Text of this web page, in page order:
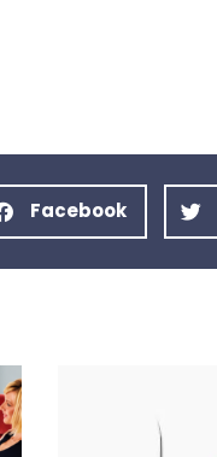
Facebook